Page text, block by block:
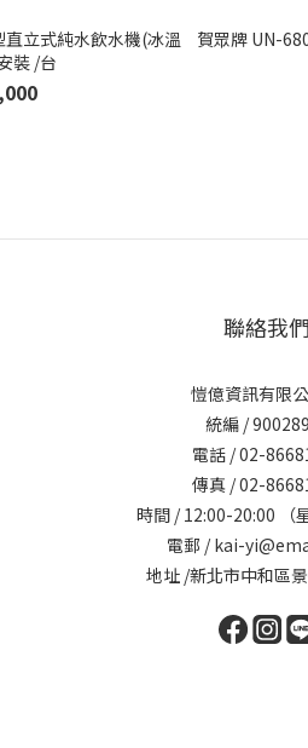
立式純水飲水機(冰溫
裝 /台
賀眾牌 UN-
聯絡我們
愷億資訊有限
統編 /
電話 / 02-
傳真 / 02-
時間 / 12:00-20:00 （
電郵 / kai-
地址 /新北市中和區